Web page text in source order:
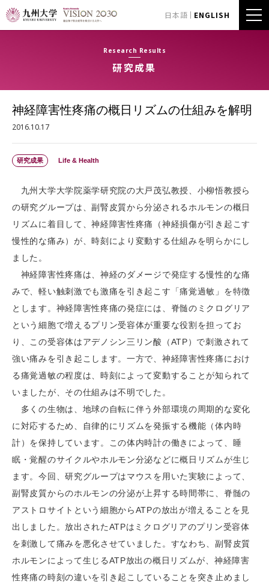
日本語 ENGLISH
Research Results
研究成果
神経障害性疼痛の概日リズムの仕組みを解明
2016.10.17
研究成果 Life & Health
九州大学大学院薬学研究院の大戸茂弘教授、小柳悟教授ら
の研究グループは、副腎皮質から分泌されるホルモンの概日
リズムに着目して、神経障害性疼痛（神経損傷が引き起こす
慢性的な痛み）が、時刻により変動する仕組みを明らかにし
ました。
神経障害性疼痛は、神経のダメージで発症する慢性的な痛
みで、軽い触刺激でも激痛を引き起こす「痛覚過敏」を特徴
とします。神経障害性疼痛の発症には、脊髄のミクログリア
という細胞で増えるプリン受容体が重要な役割を担ってお
り、この受容体はアデノシン三リン酸（ATP）で刺激されて
強い痛みを引き起こします。一方で、神経障害性疼痛におけ
る痛覚過敏の程度は、時刻によって変動することが知られて
いましたが、その仕組みは不明でした。
多くの生物は、地球の自転に伴う外部環境の周期的な変化
に対応するため、自律的にリズムを発振する機能（体内時
計）を保持しています。この体内時計の働きによって、睡
眠・覚醒のサイクルやホルモン分泌などに概日リズムが生じ
ます。今回、研究グループはマウスを用いた実験によって、
副腎皮質からのホルモンの分泌が上昇する時間帯に、脊髄の
アストロサイトという細胞からATPの放出が増えることを見
出しました。放出されたATPはミクログリアのプリン受容体
を刺激して痛みを悪化させていました。すなわち、副腎皮質
ホルモンによって生じるATP放出の概日リズムが、神経障害
性疼痛の時刻の違いを引き起こしていることを突き止めまし